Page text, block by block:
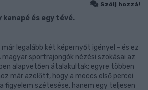
Szólj hozzá!
kanapé és egy tévé.
már legalább két képernyőt igényel - és ez
sportrajongók nézési szokásai az
alapvetően átalakultak: egyre többen
már azelőtt, hogy a meccs első percei
a figyelem szétesése, hanem egy teljesen